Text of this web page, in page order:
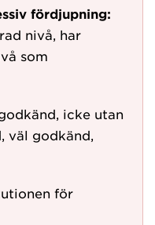
fördjupning:
nivå, har
som
icke utan
väl godkänd,
för